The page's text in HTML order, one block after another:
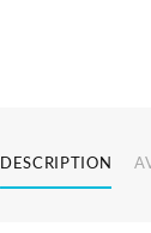
DESCRIPTION